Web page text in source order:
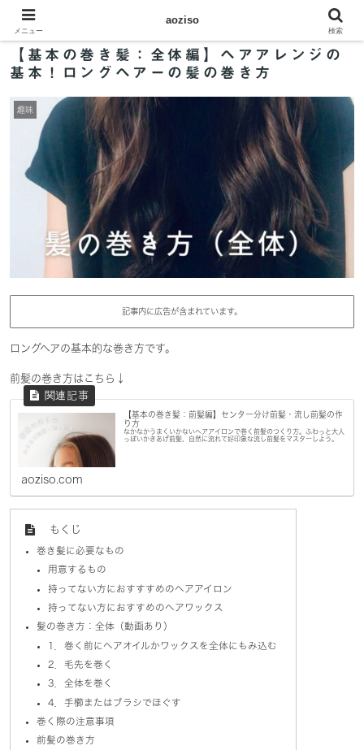
【基本の巻き髪：全体編】ヘアアレンジの
基本！ロングヘアーの髪の巻き方
趣味
記事内に広告が含まれています。
ロングヘアの基本的な巻き方です。
前髪の巻き方はこちら↓
【基本の巻き髪：前髪編】センター分け前髪・流し前髪の作
り方
なかなかうまくいかないヘアアイロンで巻く前髪のつくり方。ふわっと大人
っぽいかきあげ前髪、自然に流れて好印象な流し前髪をマスターしよう。
aoziso.com
もくじ
巻き髪に必要なもの
用意するもの
持ってない方におすすすめのヘアアイロン
持ってない方におすすめのヘアワックス
髪の巻き方：全体（動画あり）
1．巻く前にヘアオイルかワックスを全体にもみ込む
2．毛先を巻く
3．全体を巻く
4．手櫛またはブラシでほぐす
巻く際の注意事項
前髪の巻き方
メニュー
aoziso
検索